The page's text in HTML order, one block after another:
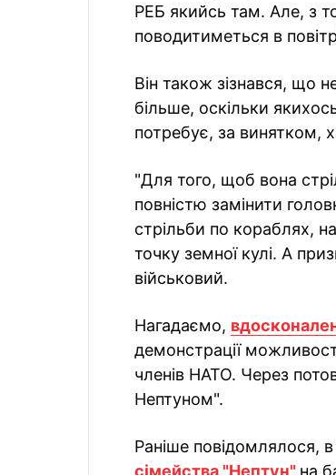
РЕБ якийсь там. Але, з
поводитиметься в
Він також зізнався, що
більше, оскільки
потребує, за винятком,
"Для того, щоб вона
повністю замінити
стрільби по кораблях,
точку земної кулі. А
військовий.
Нагадаємо,
демонстрації
членів НАТО. Через
Нептуном".
Раніше повідомлялося, в
сімейства "Нептун" на